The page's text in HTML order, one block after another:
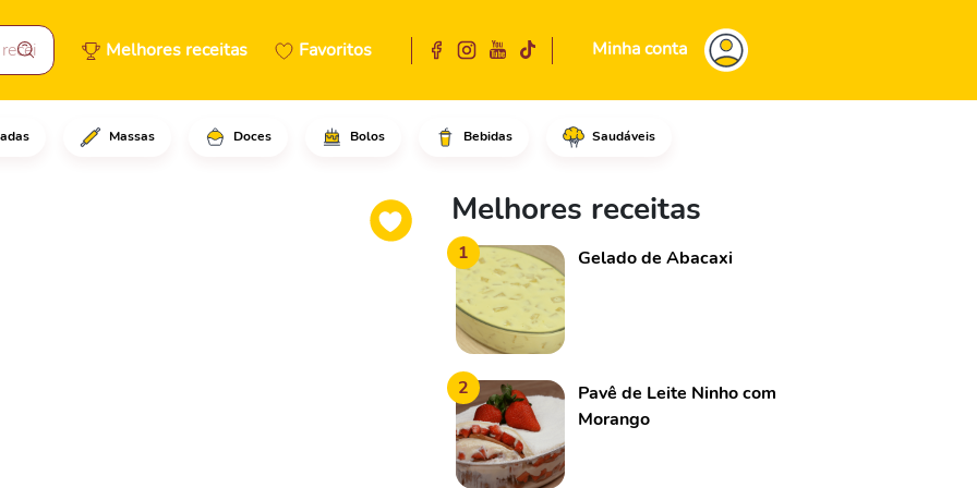
Melhores receitas Favoritos Minha conta
Massas Doces Bolos Bebidas Saudáveis
o leite condensado, o suco de abacaxi e mexa até
Melhores receitas
1 Gelado de Abacaxi
2
Pavê de Leite Ninho com
Morango